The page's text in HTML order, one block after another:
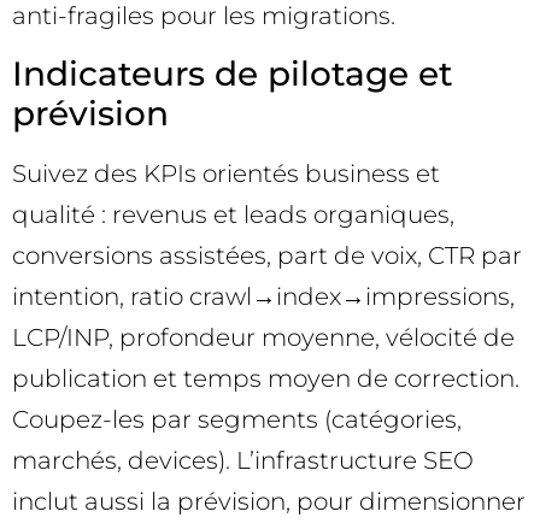
anti-fragiles pour les migrations.
Indicateurs de pilotage et
prévision
Suivez des KPIs orientés business et
qualité : revenus et leads organiques,
conversions assistées, part de voix, CTR par
intention, ratio crawl→index→impressions,
LCP/INP, profondeur moyenne, vélocité de
publication et temps moyen de correction.
Coupez-les par segments (catégories,
marchés, devices). L’infrastructure SEO
inclut aussi la prévision, pour dimensionner